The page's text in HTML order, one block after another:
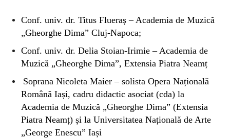
Conf. univ. dr. Titus Flueraș – Academia de Muzică
„Gheorghe Dima” Cluj-Napoca;
Conf. univ. dr. Delia Stoian-Irimie – Academia de
Muzică „Gheorghe Dima”, Extensia Piatra Neamț
Soprana Nicoleta Maier – solista Opera Națională
Română Iași, cadru didactic asociat (cda) la
Academia de Muzică „Gheorghe Dima” (Extensia
Piatra Neamț) și la Universitatea Națională de Arte
„George Enescu” Iași